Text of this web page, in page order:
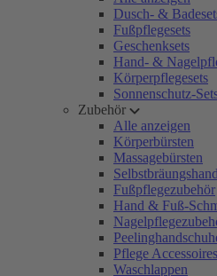
Dusch- &
Fußpflegesets
Geschenksets
Hand- &
Körperpflegesets
Sonnenschutz-
Zubehör
Alle anzeigen
Körperbürsten
Massagebürsten
Fußpflegezubehör
Hand & Fuß-
Pflege Accessoires
Waschlappen